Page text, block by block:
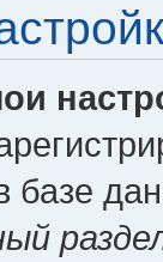
базе